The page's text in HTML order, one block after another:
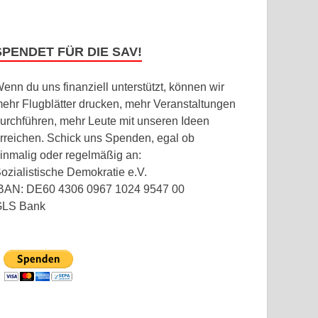
FÜR DIE SAV!
du uns finanziell unterstützt, können wir
Flugblätter drucken, mehr Veranstaltungen
mehr Leute mit unseren Ideen
Schick uns Spenden, egal ob
oder regelmäßig an:
Demokratie e.V.
DE60 4306 0967 1024 9547 00
Bank